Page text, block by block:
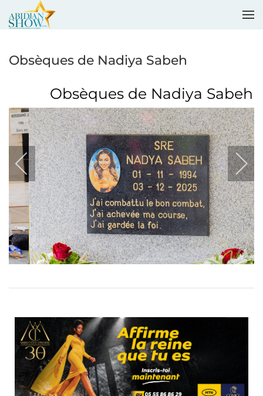
Obsèques de Nadiya Sabeh
Obsèques de Nadiya Sabeh